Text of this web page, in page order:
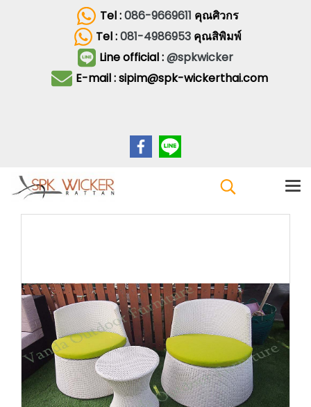
Tel :086-9669611 คุณศิวกร
Tel :081-4986953 คุณสิพิมพ์
Line official :@spkwicker
E-mail : sipim@spk-wickerthai.com